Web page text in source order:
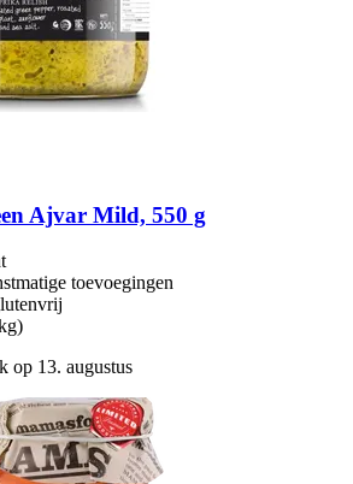
Ajvar Mild, 550 g
toevoegingen
op 13. augustus